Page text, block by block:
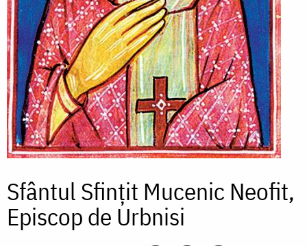
Sfântul Sfințit Mucenic Neofit,
Episcop de Urbnisi